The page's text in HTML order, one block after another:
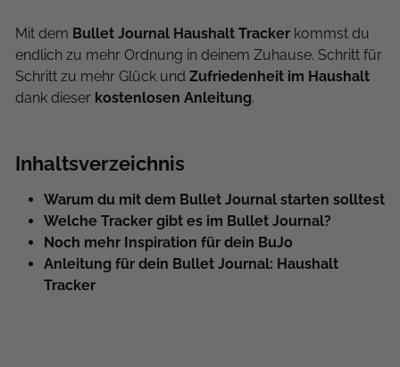
Mit dem Bullet Journal Haushalt Tracker kommst du
endlich zu mehr Ordnung in deinem Zuhause. Schritt für
Schritt zu mehr Glück und Zufriedenheit im Haushalt
dank dieser kostenlosen Anleitung.
Inhaltsverzeichnis
Warum du mit dem Bullet Journal starten solltest
Welche Tracker gibt es im Bullet Journal?
Noch mehr Inspiration für dein BuJo
Anleitung für dein Bullet Journal: Haushalt
Tracker